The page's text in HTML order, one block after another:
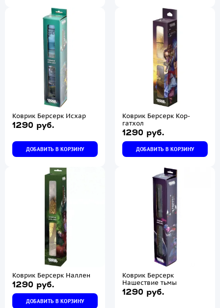
Коврик Берсерк Исхар
1290 руб.
ДОБАВИТЬ В КОРЗИНУ
Коврик Берсерк Кор-
гатхол
1290 руб.
ДОБАВИТЬ В КОРЗИНУ
Коврик Берсерк Наллен
1290 руб.
ДОБАВИТЬ В КОРЗИНУ
Коврик Берсерк
Нашествие тьмы
1290 руб.